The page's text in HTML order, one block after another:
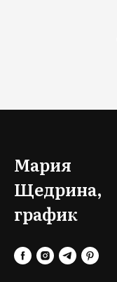
Мария
Щедрина,
график